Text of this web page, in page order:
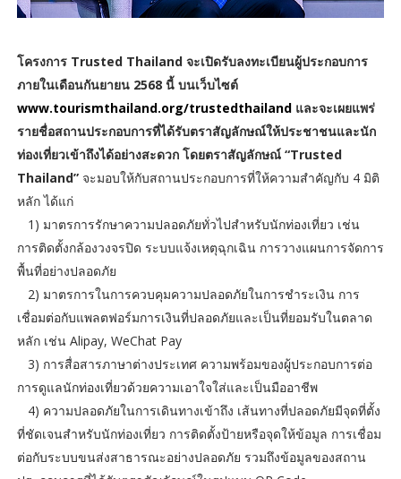
โครงการ Trusted Thailand จะเปิดรับลงทะเบียนผู้ประกอบการ
ภายในเดือนกันยายน 2568 นี้ บนเว็บไซต์
www.tourismthailand.org/trustedthailandและจะเผยแพร่
รายชื่อสถานประกอบการที่ได้รับตราสัญลักษณ์ให้ประชาชนและนัก
ท่องเที่ยวเข้าถึงได้อย่างสะดวก โดยตราสัญลักษณ์ “Trusted
Thailand”จะมอบให้กับสถานประกอบการที่ให้ความสำคัญกับ 4 มิติ
หลัก ได้แก่
1) มาตรการรักษาความปลอดภัยทั่วไปสำหรับนักท่องเที่ยว เช่น
การติดตั้งกล้องวงจรปิด ระบบแจ้งเหตุฉุกเฉิน การวางแผนการจัดการ
พื้นที่อย่างปลอดภัย
2) มาตรการในการควบคุมความปลอดภัยในการชำระเงิน การ
เชื่อมต่อกับแพลตฟอร์มการเงินที่ปลอดภัยและเป็นที่ยอมรับในตลาด
หลัก เช่น Alipay, WeChat Pay
3) การสื่อสารภาษาต่างประเทศ ความพร้อมของผู้ประกอบการต่อ
การดูแลนักท่องเที่ยวด้วยความเอาใจใส่และเป็นมืออาชีพ
4) ความปลอดภัยในการเดินทางเข้าถึง เส้นทางที่ปลอดภัยมีจุดที่ตั้ง
ที่ชัดเจนสำหรับนักท่องเที่ยว การติดตั้งป้ายหรือจุดให้ข้อมูล การเชื่อม
ต่อกับระบบขนส่งสาธารณะอย่างปลอดภัย รวมถึงข้อมูลของสถาน